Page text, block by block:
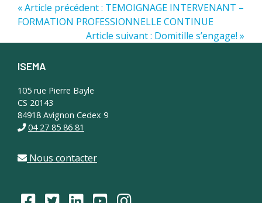
« Article précédent : TEMOIGNAGE INTERVENANT –
FORMATION PROFESSIONNELLE CONTINUE
Article suivant : Domitille s’engage! »
Footer
ISEMA
105 rue Pierre Bayle
CS 20143
84918 Avignon Cedex 9
04 27 85 86 81
Nous contacter